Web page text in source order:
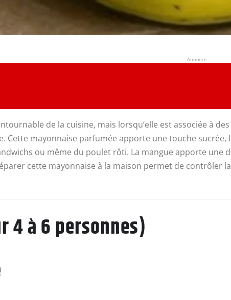
Annonce
de la cuisine, mais lorsqu’elle est associée à
Cette mayonnaise parfumée apporte une touche
ou même du poulet rôti. La mangue apporte
cette mayonnaise à la maison permet de contrôler
4 à 6 personnes)